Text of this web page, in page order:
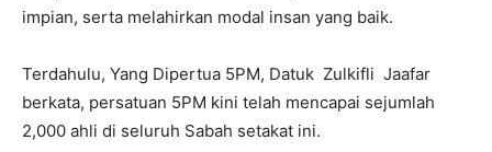
impian, serta melahirkan modal insan yang baik.
Terdahulu, Yang Dipertua 5PM, Datuk Zulkifli Jaafar
berkata, persatuan 5PM kini telah mencapai sejumlah
2,000 ahli di seluruh Sabah setakat ini.